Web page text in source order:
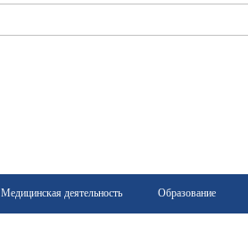
Медицинская деятельность Образование